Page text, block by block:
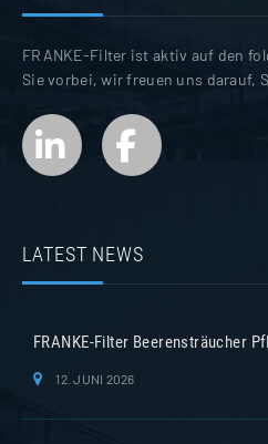
FRANKE-Filter ist aktiv auf den
Sie vorbei, wir freuen uns darauf,
LATEST NEWS
FRANKE-Filter Beerensträucher
12. JUNI 2026